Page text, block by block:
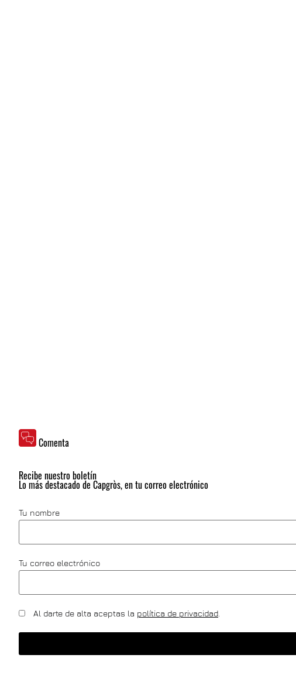
Comenta
Recibe nuestro boletín
Lo más destacado de Capgròs, en tu correo electrónico
Tu nombre
Tu correo electrónico
Al darte de alta aceptas la política de privacidad